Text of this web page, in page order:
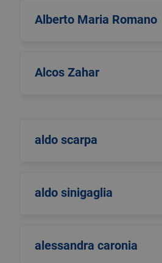
Alberto Maria Romano
Alcos Zahar
aldo scarpa
aldo sinigaglia
alessandra caronia